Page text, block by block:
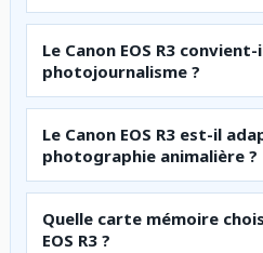
Le Canon EOS R3
photojournalisme ?
Le Canon EOS R3 est-il
photographie animalière ?
Quelle carte mémoire
EOS R3 ?